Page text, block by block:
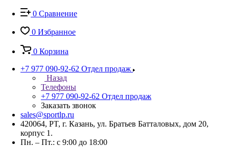
0 Сравнение
0 Избранное
0 Корзина
+7 977 090-92-62 Отдел продаж
Назад
Телефоны
+7 977 090-92-62 Отдел продаж
Заказать звонок
sales@sportlp.ru
420064, PT, г. Казань, ул. Братьев Батталовых, дом 20,
корпус 1.
Пн. – Пт.: с 9:00 до 18:00